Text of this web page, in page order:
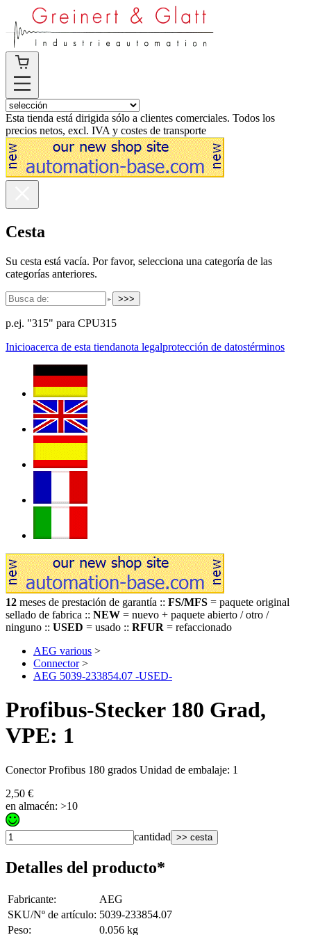
Esta tienda está dirigida sólo a clientes comerciales. Todos los
precios netos, excl. IVA y costes de transporte
Cesta
Su cesta está vacía. Por favor, selecciona una categoría de las
categorías anteriores.
>>>
p.ej. "315" para CPU315
Inicioacerca de esta tiendanota legalprotección de datostérminos
12 meses de prestación de garantía :: FS/MFS = paquete original
sellado de fabrica :: NEW = nuevo + paquete abierto / otro /
ninguno :: USED = usado :: RFUR = refaccionado
AEG various >
Connector>
AEG 5039-233854.07 -USED-
Profibus-Stecker 180 Grad,
VPE: 1
Conector Profibus 180 grados Unidad de embalaje: 1
2,50 €
en almacén: >10
cantidad >> cesta
Detalles del producto*
Fabricante:
AEG
SKU/Nº de artículo: 5039-233854.07
Peso: 0.056 kg